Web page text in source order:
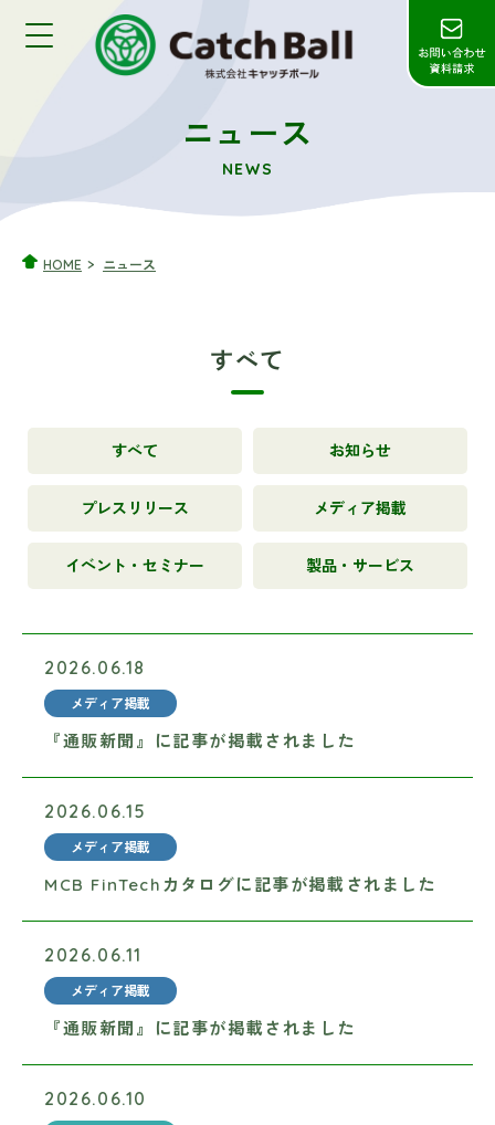
ニュース
NEWS
HOME ニュース
すべて
すべて お知らせ
プレスリリース メディア掲載
イベント・セミナー 製品・サービス
2026.06.18
メディア掲載
『通販新聞』に記事が掲載されました
2026.06.15
メディア掲載
MCB FinTechカタログに記事が掲載されました
2026.06.11
メディア掲載
『通販新聞』に記事が掲載されました
2026.06.10